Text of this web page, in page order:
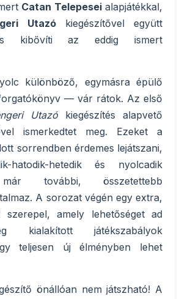
Catan Telepeseialapjátékkal,
Utazókiegészítővel együtt
kibővíti az eddig ismert
különböző, egymásra épülő
— vár rátok. Az első
Utazókiegészítés alapvető
ismerkedtet meg. Ezeket a
sorrendben érdemes lejátszani,
hatodik-hetedik és nyolcadik
további, összetettebb
A sorozat végén egy extra,
szerepel, amely lehetőséget ad
kialakított játékszabályok
teljesen új élményben lehet
önállóan nem játszható! A